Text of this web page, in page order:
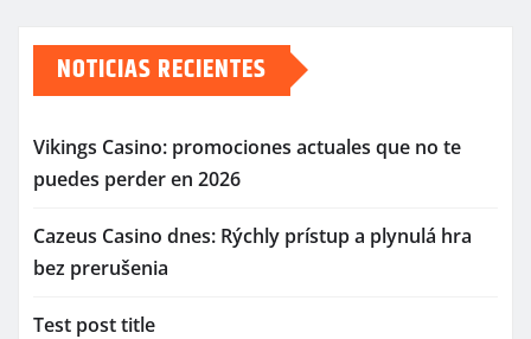
NOTICIAS RECIENTES
Vikings Casino: promociones actuales que no te
puedes perder en 2026
Cazeus Casino dnes: Rýchly prístup a plynulá hra
bez prerušenia
Test post title